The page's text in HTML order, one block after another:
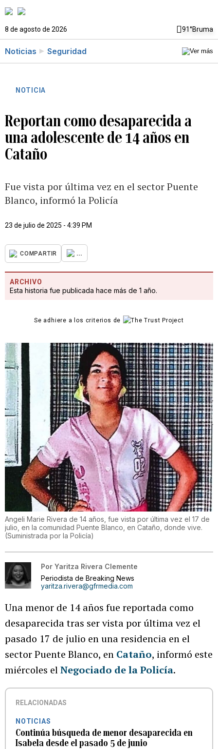
8 de agosto de 2026 91°Bruma
Noticias Seguridad
NOTICIA
Reportan como desaparecida a
una adolescente de 14 años en
Cataño
Fue vista por última vez en el sector Puente
Blanco, informó la Policía
23 de julio de 2025 - 4:39 PM
COMPARTIR ...
ARCHIVO
Esta historia fue publicada hace más de 1 año.
Se adhiere a los criterios de
Angeli Marie Rivera de 14 años, fue vista por última vez el 17 de
julio, en la comunidad Puente Blanco, en Cataño, donde vive.
(Suministrada por la Policía)
Por Yaritza Rivera Clemente
Periodista de Breaking News
yaritza.rivera@gfrmedia.com
Una menor de 14 años fue reportada como
desaparecida tras ser vista por última vez el
pasado 17 de julio en una residencia en el
sector Puente Blanco, en Cataño, informó este
miércoles elNegociado de la Policía.
RELACIONADAS
NOTICIAS
Continúa búsqueda de menor desaparecida en
Isabela desde el pasado 5 de junio